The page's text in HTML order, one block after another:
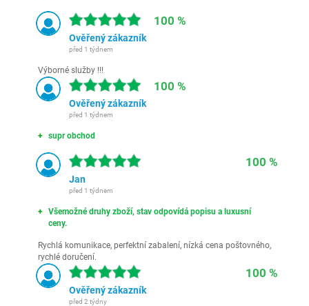
100 %
Ověřený zákazník
před 1 týdnem
Výborné služby !!!
100 %
Ověřený zákazník
před 1 týdnem
supr obchod
100 %
Jan
před 1 týdnem
Všemožné druhy zboží, stav odpovídá popisu a luxusní
ceny.
Rychlá komunikace, perfektní zabalení, nízká cena poštovného,
rychlé doručení.
100 %
Ověřený zákazník
před 2 týdny